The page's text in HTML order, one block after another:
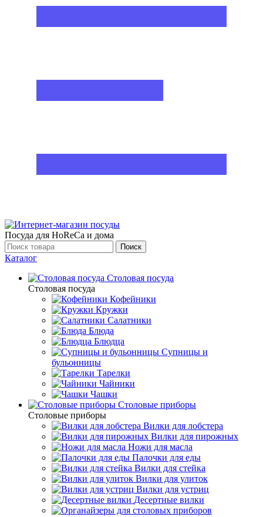
Посуда для HoReCa и дома
Поиск
Каталог
Столовая посуда
Столовая посуда
Кофейники
Кружки
Салатники
Блюда
Блюдца
Супницы и
бульонницы
Тарелки
Чайники
Чашки
Cтоловые приборы
Cтоловые приборы
Вилки для лобстера
Вилки для пирожных
Ножи для масла
Палочки для еды
Вилки для стейка
Вилки для улиток
Вилки для устриц
Десертные вилки